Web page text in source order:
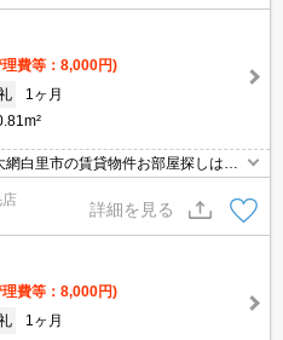
理費等：8,000円)
1ヶ月
白里市の賃貸物件お部屋探しはタ
下さい！
店
詳細を見る
理費等：8,000円)
1ヶ月